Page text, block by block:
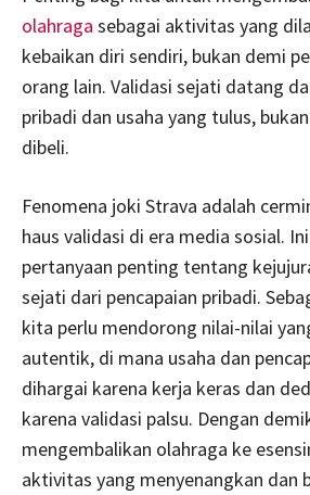
olahraga sebagai aktivitas yang
kebaikan diri sendiri, bukan demi
orang lain. Validasi sejati datang
pribadi dan usaha yang tulus,
dibeli.
Fenomena joki Strava adalah
haus validasi di era media sosial.
pertanyaan penting tentang
sejati dari pencapaian pribadi.
kita perlu mendorong nilai-nilai
autentik, di mana usaha dan
dihargai karena kerja keras dan
karena validasi palsu. Dengan
mengembalikan olahraga ke
aktivitas yang menyenangkan dan